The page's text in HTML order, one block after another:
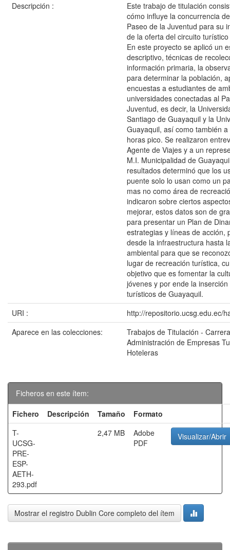
Descripción :
Este trabajo de titulación
cómo influye la concurrencia
Paseo de la Juventud para su
de la oferta del circuito
En este proyecto se aplicó un
descriptivo, técnicas de
información primaria, la
para determinar la población,
encuestas a estudiantes de
universidades conectadas al
Juventud, es decir, la
Santiago de Guayaquil y la
Guayaquil, así como también
horas pico. Se realizaron
Agente de Viajes y a un
M.I. Municipalidad de
resultados determinó que los
puente solo lo usan como un
mas no como área de
indicaron sobre ciertos
mejorar, estos datos son de
para presentar un Plan de
estrategias y líneas de acción,
desde la infraestructura hasta
ambiental para que se
lugar de recreación turística,
objetivo que es fomentar la
jóvenes y por ende la
turísticos de Guayaquil.
URI :
http://repositorio.ucsg.edu.ec/
Aparece en las colecciones:
Trabajos de Titulación -
Administración de Empresas
Hoteleras
Ficheros en este ítem:
Fichero
Descripción Tamaño
Formato
T-
UCSG-
PRE-
ESP-
AETH-
293.pdf
2,47 MB
Adobe
PDF
Visualizar/Abrir
Mostrar el registro Dublin Core completo del ítem